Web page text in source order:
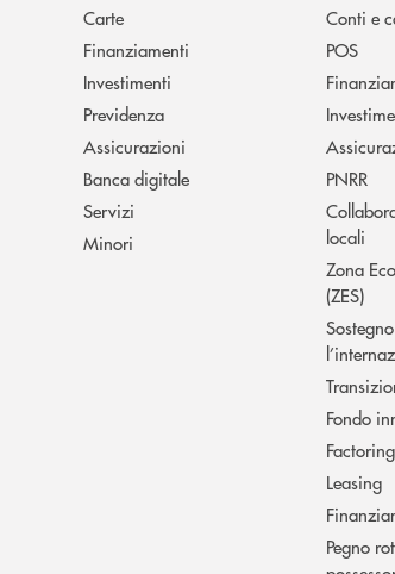
Carte
Finanziamenti
Investimenti
Previdenza
Assicurazioni
Banca digitale
Servizi
Minori
Conti e
POS
PNRR
locali
Zona
(ZES)
Fondo
Factoring
Leasing
Pegno